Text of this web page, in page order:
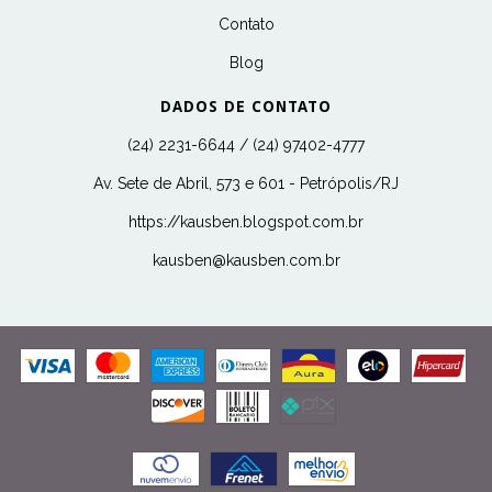
Contato
Blog
DADOS DE CONTATO
(24) 2231-6644 / (24) 97402-4777
Av. Sete de Abril, 573 e 601 - Petrópolis/RJ
https://kausben.blogspot.com.br
kausben@kausben.com.br